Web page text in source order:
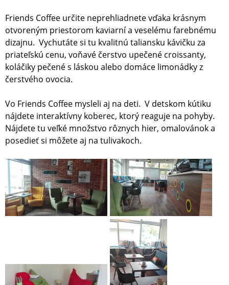
Friends Coffee určite neprehliadnete vďaka krásnym
otvoreným priestorom kaviarní a veselému farebnému
dizajnu. Vychutáte si tu kvalitnú taliansku kávičku za
priateľskú cenu, voňavé čerstvo upečené croissanty,
koláčiky pečené s láskou alebo domáce limonádky z
čerstvého ovocia.
Vo Friends Coffee mysleli aj na deti. V detskom kútiku
nájdete interaktívny koberec, ktorý reaguje na pohyby.
Nájdete tu veľké množstvo rôznych hier, omalovánok a
posedieť si môžete aj na tulivakoch.